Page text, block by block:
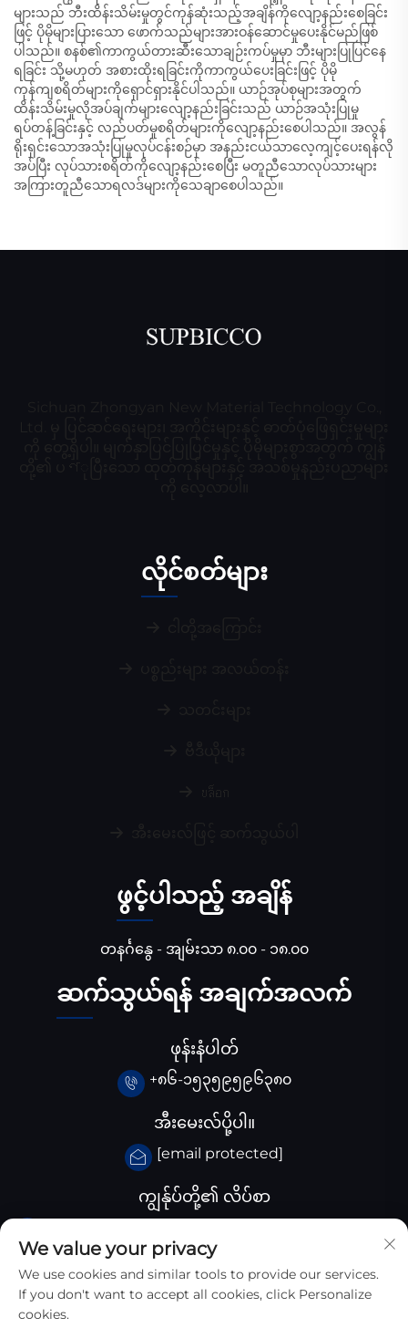
များသည် ဘီးထိန်းသိမ်းမှုတွင်ကုန်ဆုံးသည့်အချိန်ကိုလျော့နည်းစေခြင်း
ဖြင့် ပိုမိုများပြားသော ဖောက်သည်များအားဝန်ဆောင်မှုပေးနိုင်မည်ဖြစ်
ပါသည်။ စနစ်၏ကာကွယ်တားဆီးသောချဉ်းကပ်မှုမှာ ဘီးများပြုပြင်နေ
ရခြင်း သို့မဟုတ် အစားထိုးရခြင်းကိုကာကွယ်ပေးခြင်းဖြင့် ပိုမို
ကုန်ကျစရိတ်များကိုရှောင်ရှားနိုင်ပါသည်။ ယာဉ်အုပ်စုများအတွက်
ထိန်းသိမ်းမှုလိုအပ်ချက်များလျော့နည်းခြင်းသည် ယာဉ်အသုံးပြုမှု
ရပ်တန့်ခြင်းနှင့် လည်ပတ်မှုစရိတ်များကိုလျော့နည်းစေပါသည်။ အလွန်
ရိုးရှင်းသောအသုံးပြုမှုလုပ်ငန်းစဉ်မှာ အနည်းငယ်သာလေ့ကျင့်ပေးရန်လို
အပ်ပြီး လုပ်သားစရိတ်ကိုလျော့နည်းစေပြီး မတူညီသောလုပ်သားများ
အကြားတူညီသောရလဒ်များကိုသေချာစေပါသည်။
လိုင်စတ်များ
ဖွင့်ပါသည့် အချိန်
တနင်္ဂနွေ - အျမ်းသာ ၈.၀၀ - ၁၈.၀၀
ဆက်သွယ်ရန် အချက်အလက်
ဖုန်းနံပါတ်
+၈၆-၁၅၃၅၉၅၉၆၃၈၀
အီးမေးလ်ပို့ပါ။
[email protected]
ကျွန်ုပ်တို့၏ လိပ်စာ
Sichuan province, ချီးနား
We value your privacy
We use cookies and similar tools to provide our services.
If you don't want to accept all cookies, click Personalize
cookies.